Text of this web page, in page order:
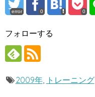
error 0 0
フォローする
2009年, トレーニング